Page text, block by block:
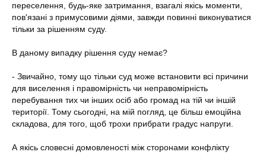
переселення, будь-яке затримання, взагалі якісь моменти,
пов'язані з примусовими діями, завжди повинні виконуватися
тільки за рішенням суду.
В даному випадку рішення суду немає?
- Звичайно, тому що тільки суд може встановити всі причини
для виселення і правомірність чи неправомірність
перебування тих чи інших осіб або громад на тій чи іншій
території. Тому сьогодні, на мій погляд, це більш емоційна
складова, для того, щоб трохи прибрати градус напруги.
А якісь словесні домовленості між сторонами конфлікту